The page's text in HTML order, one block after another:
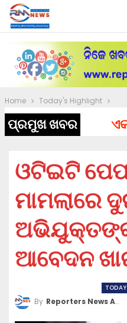
Home Today's Highlight
ପ୍ରମୁଖ ଖବର
ଓଟିଇଟି
ମାମଲାରେ
ଆବେଦନ
By Reporters News Agency